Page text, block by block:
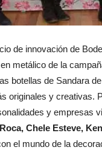
de innovación de
metálico de la
botellas de Sandara
originales y creativas.
y empresas
Chele Esteve,
el mundo de la